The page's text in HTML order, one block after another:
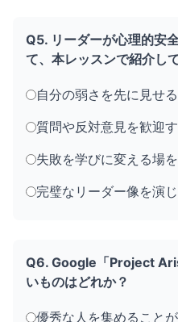
Q5. リーダーが心理的安
て、本レッスンで紹介し
自分の弱さを先に見せる
質問や反対意見を歓迎
失敗を学びに変える場
完璧なリーダー像を演
Q6. Google「Project
いものはどれか？
優秀な人を集めること